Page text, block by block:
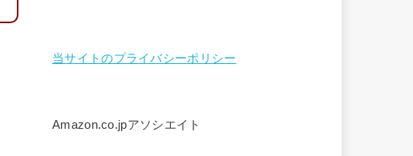
当サイトのプライバシーポリシー
Amazon.co.jpアソシエイト